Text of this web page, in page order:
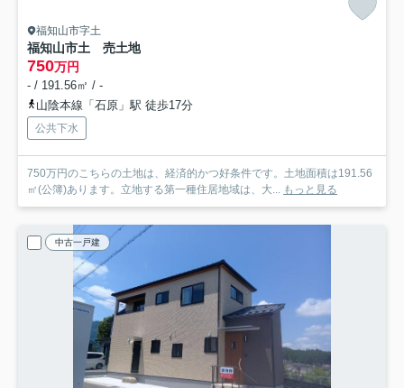
福知山市字土
福知山市土 売土地
750万円
- / 191.56㎡ / -
山陰本線「石原」駅 徒歩17分
公共下水
750万円のこちらの土地は、経済的かつ好条件です。土地面積は191.56
㎡(公簿)あります。立地する第一種住居地域は、大...
もっと見る
中古一戸建